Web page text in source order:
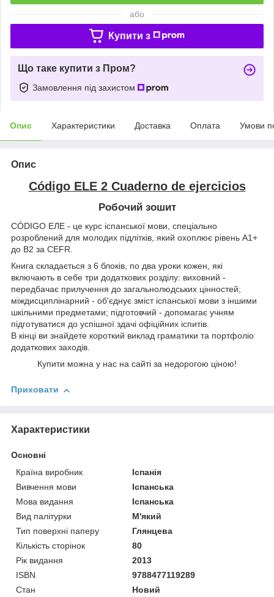
або
Купити з
Що таке купити з Пром?
Замовлення під захистом
Опис Характеристики Доставка Оплата Умови
Опис
Código ELE 2 Cuaderno de ejercicios
Робочий зошит
CÓDIGO ЕЛЕ - це курс іспанської мови, спеціально
розроблений для молодих підлітків, який охоплює рівень A1+
до B2 за CEFR.
Книга складається з 6 блоків, по два уроки кожен, які
включають в себе три додаткових розділу: виховний -
передбачає прилучення до загальнолюдських цінностей;
міждисциплінарний - об'єднує зміст іспанської мови з іншими
шкільними предметами; підготовчий - допомагає учням
підготуватися до успішної здачі офіційних іспитів.
В кінці ви знайдете короткий виклад граматики та портфоліо
додаткових заходів.
Купити можна у нас на сайті за недорогою ціною!
Приховати
Характеристики
Основні
Країна виробник
Іспанія
Вивчення мови
Іспанська
Мова видання
Іспанська
Вид палітурки
М'який
Тип поверхні паперу
Глянцева
Кількість сторінок
80
Рік видання
2013
ISBN
9788477119289
Стан
Новий